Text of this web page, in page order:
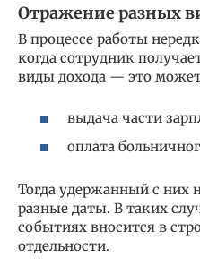
Отражение разных
В процессе работы
когда сотрудник
виды дохода — это
выдача части
оплата
Тогда удержанный с них
разные даты. В таких
событиях вносится в
отдельности.